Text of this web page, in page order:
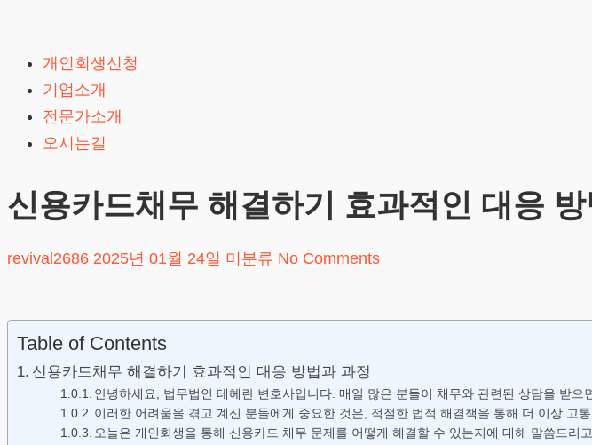
content
개인회생신청
기업소개
전문가소개
오시는길
신용카드채무 해결하기 효과적인 대응
revival2686 2025년 01월 24일 미분류 No Comments
Table of Contents
신용카드채무 해결하기 효과적인 대응 방법과 과정
안녕하세요, 법무법인 테헤란 변호사입니다. 매일 많은 분들이 채무와 관련된 상담을 받
이러한 어려움을 겪고 계신 분들에게 중요한 것은, 적절한 법적 해결책을 통해 더 이상 고
오늘은 개인회생을 통해 신용카드 채무 문제를 어떻게 해결할 수 있는지에 대해 말씀드리